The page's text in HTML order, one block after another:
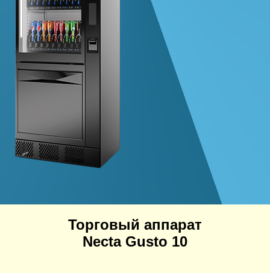
Торговый аппарат
Necta Gusto 10